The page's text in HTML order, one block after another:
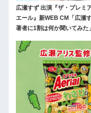
広瀬すず 出演『ザ・プレミ
エール』新WEB CM「広瀬
著者に1割は何か聞いてみ